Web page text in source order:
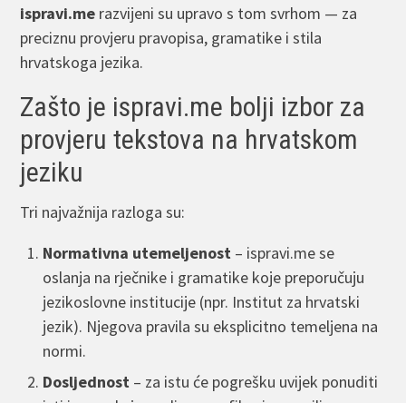
ispravi.me razvijeni su upravo s tom svrhom — za
preciznu provjeru pravopisa, gramatike i stila
hrvatskoga jezika.
Zašto je ispravi.me bolji izbor za
provjeru tekstova na hrvatskom
jeziku
Tri najvažnija razloga su:
Normativna utemeljenost – ispravi.me se
oslanja na rječnike i gramatike koje preporučuju
jezikoslovne institucije (npr. Institut za hrvatski
jezik). Njegova pravila su eksplicitno temeljena na
normi.
Dosljednost – za istu će pogrešku uvijek ponuditi